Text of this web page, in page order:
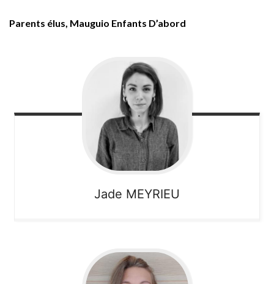
Parents élus, Mauguio Enfants D’abord
Jade MEYRIEU